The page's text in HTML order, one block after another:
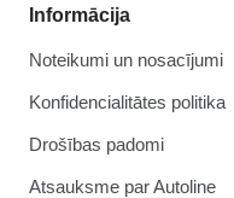
Informācija
Noteikumi un nosacījumi
Konfidencialitātes politika
Drošības padomi
Atsauksme par Autoline